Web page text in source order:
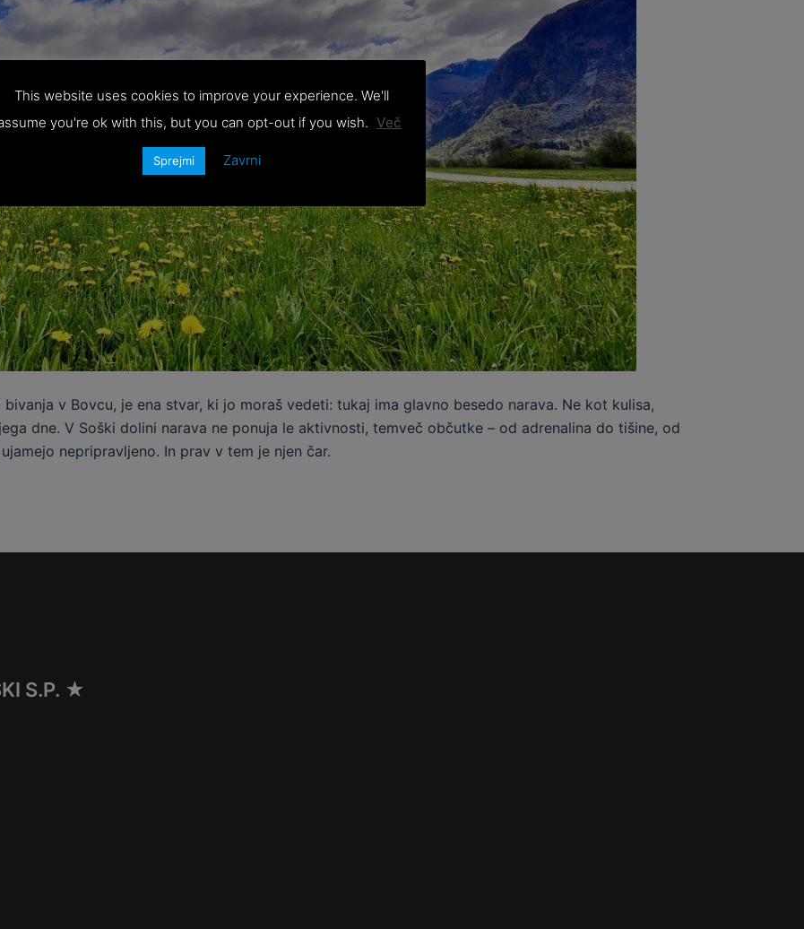
v Bovcu, je ena stvar, ki jo moraš vedeti: tukaj ima glavno besedo narava. Ne kot kulisa,
dne. V Soški dolini narava ne ponuja le aktivnosti, temveč občutke – od adrenalina do tišine, od
nepripravljeno. In prav v tem je njen čar.
S.P. ★
This website uses cookies to improve your experience. We'll
you're ok with this, but you can opt-out if you wish. Več
Sprejmi Zavrni